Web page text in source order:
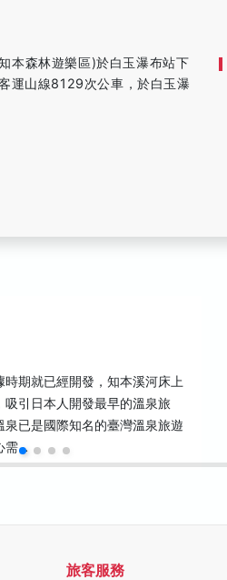
本森林遊樂區)於白玉瀑布站下
運山線8129次公車，於白玉瀑
時期就已經開發，知本溪河床上
吸引日本人開發最早的溫泉旅
泉已是國際知名的臺灣溫泉旅遊
需…
旅客服務